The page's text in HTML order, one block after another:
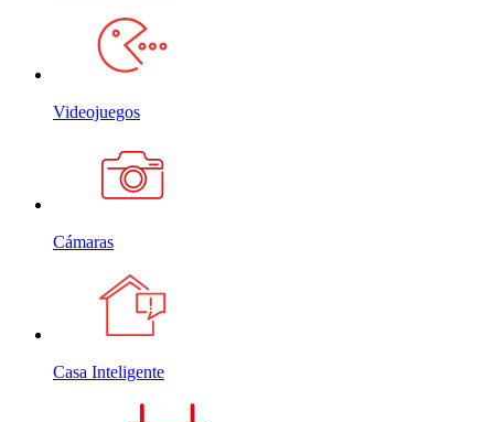
Videojuegos
Cámaras
Casa Inteligente